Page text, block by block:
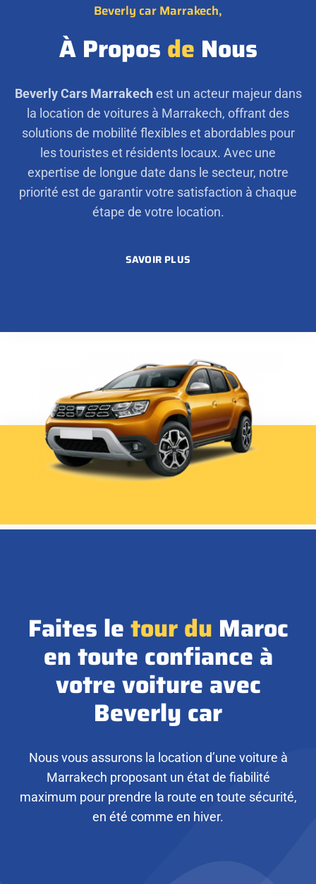
Beverly car Marrakech,
À Propos de Nous
Beverly Cars Marrakechest un acteur majeur dans
la location de voitures à Marrakech, offrant des
solutions de mobilité flexibles et abordables pour
les touristes et résidents locaux. Avec une
expertise de longue date dans le secteur, notre
priorité est de garantir votre satisfaction à chaque
étape de votre location.
SAVOIR PLUS
Faites letourdu Maroc
en toute confiance à
votre voiture avec
Beverly car
Nous vous assurons la location d’une voiture à
Marrakech proposant un état de fiabilité
maximum pour prendre la route en toute sécurité,
en été comme en hiver.